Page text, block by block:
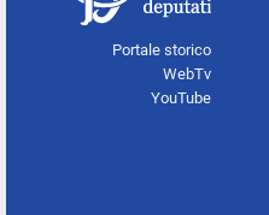
Portale storico
WebTv
YouTube